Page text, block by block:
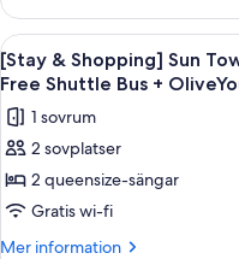
Kitchen
2nd
for
Club
Öppna
alla
foton
för
[Stay
&
Shopping]
Sun
4
[Stay & Shopping] Sun
Free Shuttle Bus +
1 sovrum
2 sovplatser
2 queensize-sängar
Gratis wi-fi
Mer information
Mer